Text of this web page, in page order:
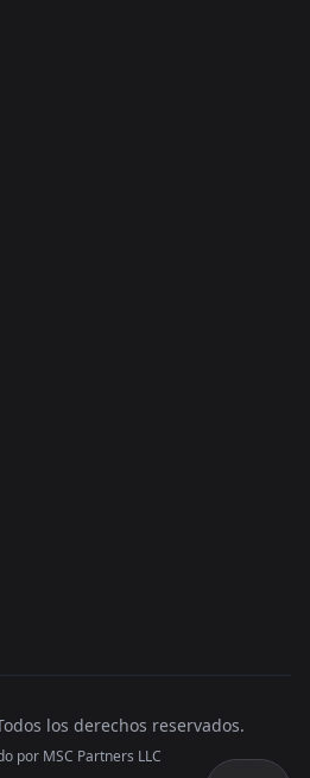
los derechos reservados.
por MSC Partners LLC